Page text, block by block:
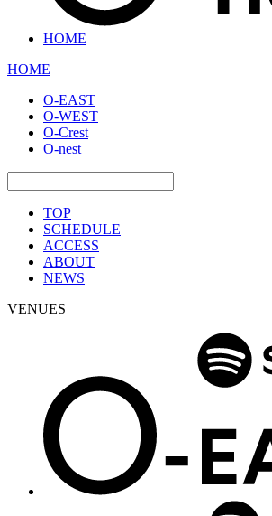
HOME
HOME
O-EAST
O-WEST
O-Crest
O-nest
TOP
SCHEDULE
ACCESS
ABOUT
NEWS
VENUES